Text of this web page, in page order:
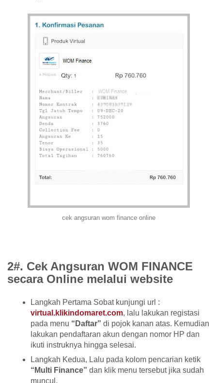
cek angsuran wom finance online
2#. Cek Angsuran WOM FINANCE
secara Online melalui website
Langkah Pertama Sobat kunjungi url :
virtual.klikindomaret.com, lalu lakukan registasi
pada menu “Daftar” di pojok kanan atas. Kemudian
lakukan pendaftaran akun dengan nomor HP dan
ikuti instruknya hingga selesai.
Langkah Kedua, Lalu pada kolom pencarian ketik
“Multi Finance” dan klik menu tersebut jika sudah
muncul.